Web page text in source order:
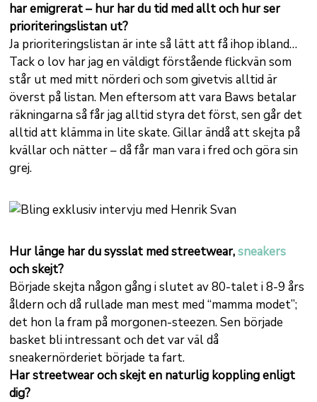
har emigrerat – hur har du tid med allt och hur ser
prioriteringslistan ut?
Ja prioriteringslistan är inte så lätt att få ihop ibland…
Tack o lov har jag en väldigt förstående flickvän som
står ut med mitt nörderi och som givetvis alltid är
överst på listan. Men eftersom att vara Baws betalar
räkningarna så får jag alltid styra det först, sen går det
alltid att klämma in lite skate. Gillar ändå att skejta på
kvällar och nätter – då får man vara i fred och göra sin
grej.
Hur länge har du sysslat med streetwear,sneakers
och skejt?
Började skejta någon gång i slutet av 80-talet i 8-9 års
åldern och då rullade man mest med “mamma modet”;
det hon la fram på morgonen-steezen. Sen började
basket bli intressant och det var väl då
sneakernörderiet började ta fart.
Har streetwear och skejt en naturlig koppling enligt
dig?